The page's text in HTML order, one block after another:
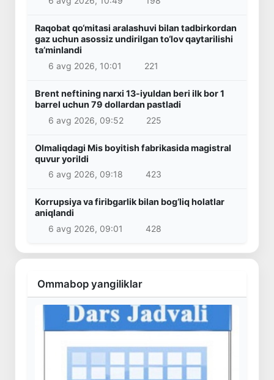
Raqobat qo‘mitasi aralashuvi bilan tadbirkordan
gaz uchun asossiz undirilgan to‘lov qaytarilishi
ta’minlandi
6 avg 2026, 10:01
221
Brent neftining narxi 13-iyuldan beri ilk bor 1
barrel uchun 79 dollardan pastladi
6 avg 2026, 09:52
225
Olmaliqdagi Mis boyitish fabrikasida magistral
quvur yorildi
6 avg 2026, 09:18
423
Korrupsiya va firibgarlik bilan bog‘liq holatlar
aniqlandi
6 avg 2026, 09:01
428
Ommabop yangiliklar